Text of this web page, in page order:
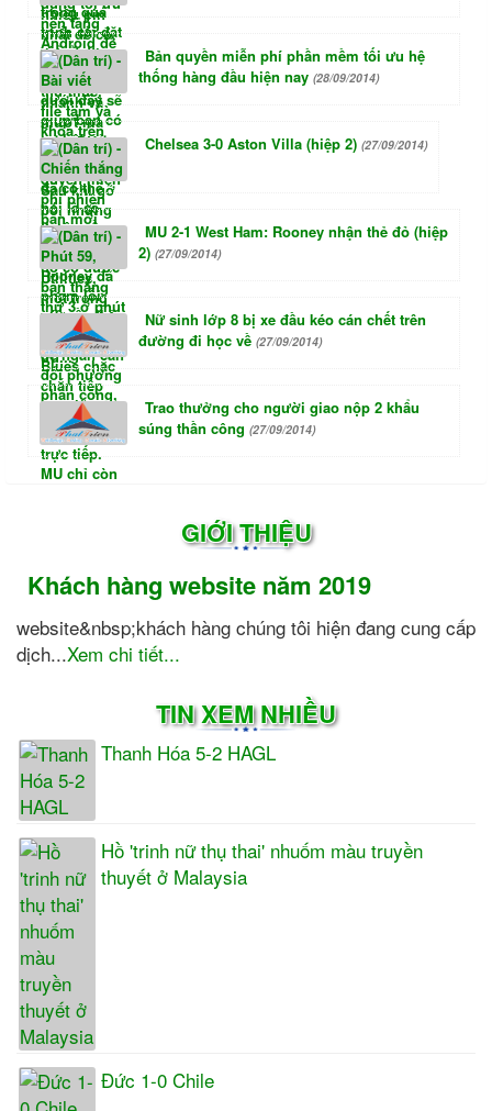
Bản quyền miễn phí phần mềm tối ưu hệ
thống hàng đầu hiện nay (28/09/2014)
Chelsea 3-0 Aston Villa (hiệp 2) (27/09/2014)
MU 2-1 West Ham: Rooney nhận thẻ đỏ (hiệp
2) (27/09/2014)
Nữ sinh lớp 8 bị xe đầu kéo cán chết trên
đường đi học về (27/09/2014)
Trao thưởng cho người giao nộp 2 khẩu
súng thần công (27/09/2014)
GIỚI THIỆU
Khách hàng website năm 2019
website&nbsp;khách hàng chúng tôi hiện đang cung cấp
dịch...Xem chi tiết...
TIN XEM NHIỀU
Thanh Hóa 5-2 HAGL
Hồ 'trinh nữ thụ thai' nhuốm màu truyền
thuyết ở Malaysia
Đức 1-0 Chile